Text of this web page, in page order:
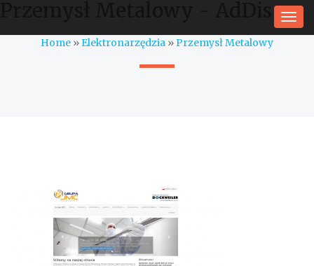
Home » Elektronarzędzia »Przemysł Metalowy